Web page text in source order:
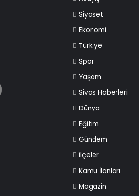
Siyaset
Ekonomi
Türkiye
Spor
Yaşam
Sivas Haberleri
Dünya
Eğitim
Gündem
İlçeler
Kamu İlanları
Magazin